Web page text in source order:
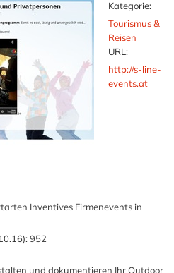
Kategorie:
Tourismus &
Reisen
URL:
http://s-line-
events.at
Inventives Firmenevents in
952
und dokumentieren Ihr Outdoor